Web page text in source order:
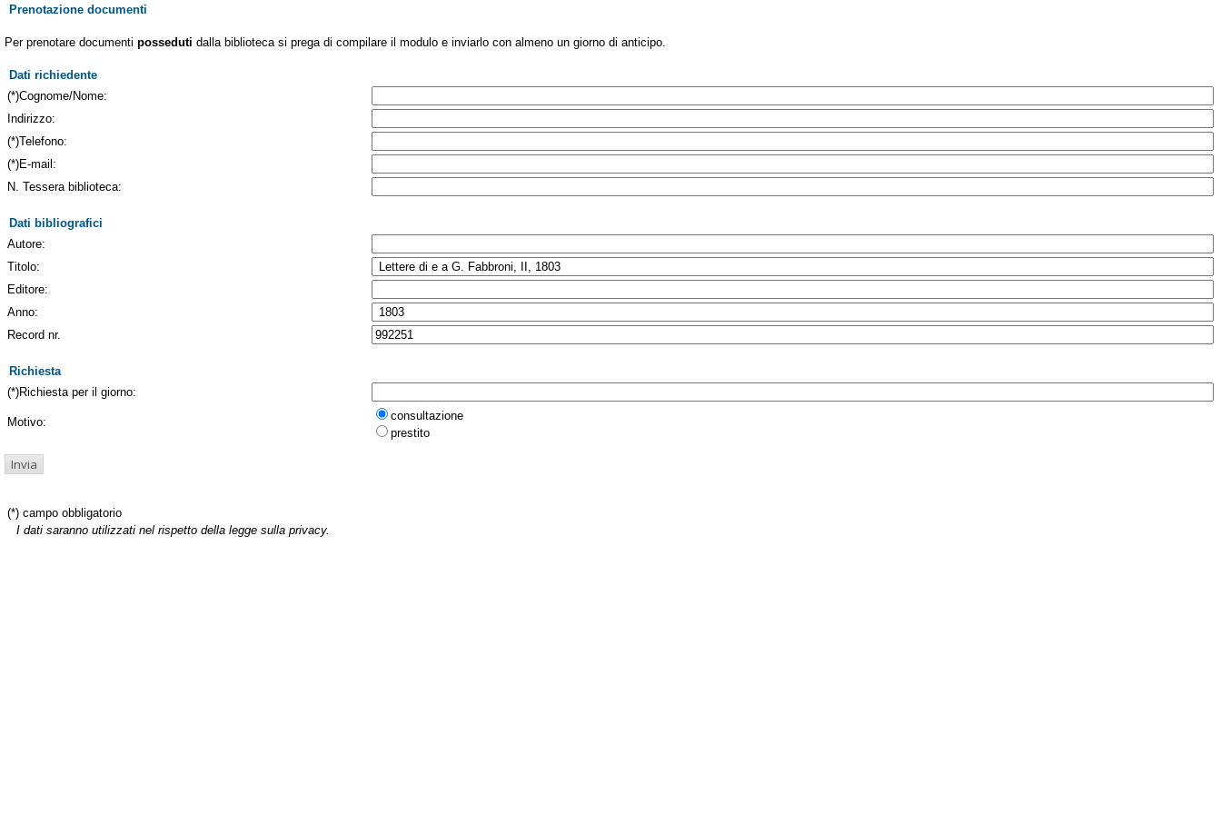
Prenotazione documenti
Per prenotare documenti posseduti dalla biblioteca si prega di compilare il modulo e inviarlo con almeno un giorno di anticipo.
Dati richiedente
(*)Cognome/Nome:
Indirizzo:
(*)Telefono:
(*)E-mail:
N. Tessera biblioteca:
Dati bibliografici
Autore:
Titolo:
Editore:
Anno:
Record nr.
Richiesta
(*)Richiesta per il giorno:
Motivo:
consultazione
prestito
(*) campo obbligatorio
I dati saranno utilizzati nel rispetto della legge sulla privacy.